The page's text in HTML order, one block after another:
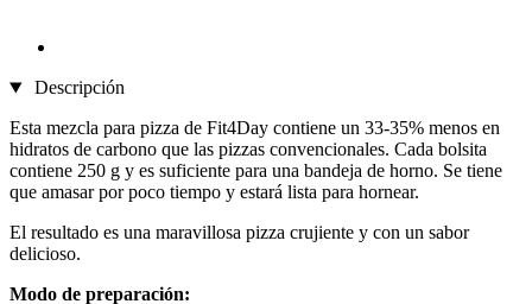
Descripción
Esta mezcla para pizza de Fit4Day contiene un 33-35% menos en
hidratos de carbono que las pizzas convencionales. Cada bolsita
contiene 250 g y es suficiente para una bandeja de horno. Se tiene
que amasar por poco tiempo y estará lista para hornear.
El resultado es una maravillosa pizza crujiente y con un sabor
delicioso.
Modo de preparación: